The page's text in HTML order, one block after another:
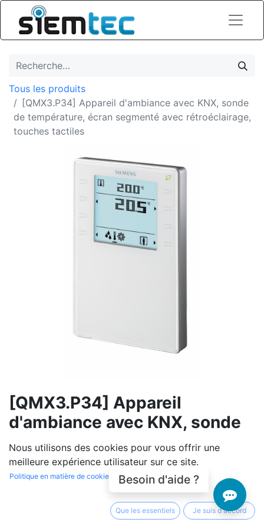
Tous les produits
[QMX3.P34] Appareil d'ambiance avec KNX, sonde
de température, écran segmenté avec rétroéclairage,
touches tactiles
[QMX3.P34] Appareil
d'ambiance avec KNX, sonde
de température, écran
segmenté avec rétroéclairage,
touches tactiles
Nous utilisons des cookies pour vous offrir une
meilleure expérience utilisateur sur ce site.
Politique en matière de cookies
Que les essentiels Je suis d'accord
Besoin d'aide ?